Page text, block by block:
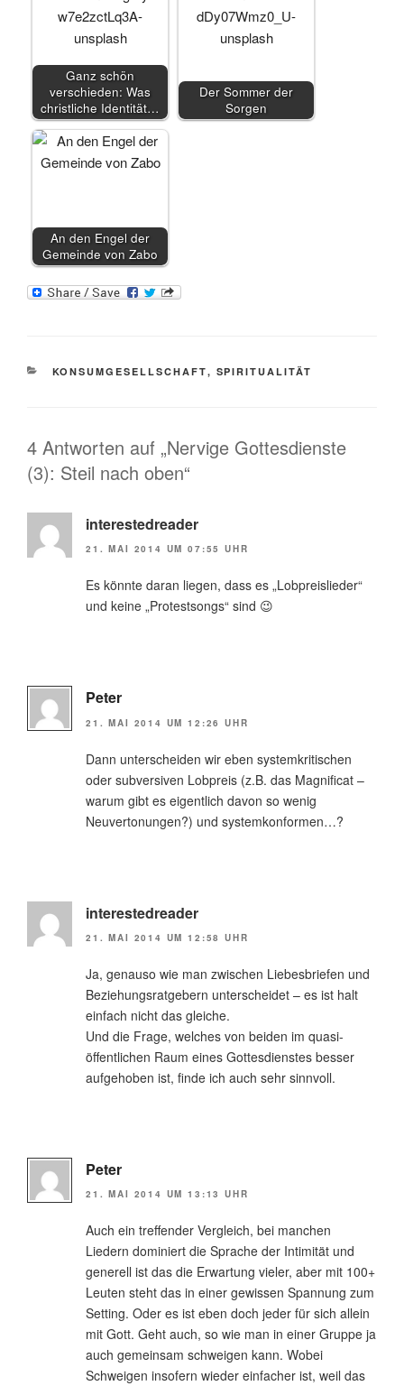
Ganz schön
verschieden: Was
christliche Identität…
Der Sommer der
Sorgen
An den Engel der
Gemeinde von Zabo
KATEGORIEN
KONSUMGESELLSCHAFT, SPIRITUALITÄT
4 Antworten auf „Nervige Gottesdienste
(3): Steil nach oben“
interestedreader
21. MAI 2014 UM 07:55 UHR
Es könnte daran liegen, dass es „Lobpreislieder“
und keine „Protestsongs“ sind 😉
Peter
21. MAI 2014 UM 12:26 UHR
Dann unterscheiden wir eben systemkritischen
oder subversiven Lobpreis (z.B. das Magnificat –
warum gibt es eigentlich davon so wenig
Neuvertonungen?) und systemkonformen…?
interestedreader
21. MAI 2014 UM 12:58 UHR
Ja, genauso wie man zwischen Liebesbriefen und
Beziehungsratgebern unterscheidet – es ist halt
einfach nicht das gleiche.
Und die Frage, welches von beiden im quasi-
öffentlichen Raum eines Gottesdienstes besser
aufgehoben ist, finde ich auch sehr sinnvoll.
Peter
21. MAI 2014 UM 13:13 UHR
Auch ein treffender Vergleich, bei manchen
Liedern dominiert die Sprache der Intimität und
generell ist das die Erwartung vieler, aber mit 100+
Leuten steht das in einer gewissen Spannung zum
Setting. Oder es ist eben doch jeder für sich allein
mit Gott. Geht auch, so wie man in einer Gruppe ja
auch gemeinsam schweigen kann. Wobei
Schweigen insofern wieder einfacher ist, weil das